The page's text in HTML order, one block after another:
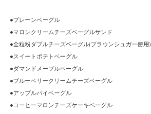
●プレーンベーグル
●マロンクリームチーズベーグルサンド
●全粒粉ダブルチーズベーグル(ブラウンシュガー使用)
●スイートポテトベーグル
●ダマンドメープルベーグル
●ブルーベリークリームチーズベーグル
●アップルパイベーグル
●コーヒーマロンチーズケーキベーグル